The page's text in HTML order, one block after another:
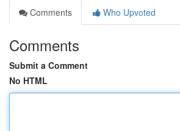
Comments
Who Upvoted
Comments
Submit a Comment
No HTML